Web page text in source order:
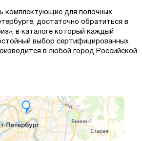
комплектующие для полочных
достаточно обратиться в
в каталоге который каждый
выбор сертифицированных
в любой город Российской